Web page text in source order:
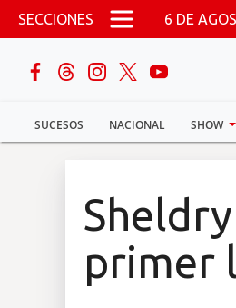
Pasar al contenido principal
SECCIONES 6 DE
SUCESOS NACIONAL SHOW
buscar
Sucesos
primer